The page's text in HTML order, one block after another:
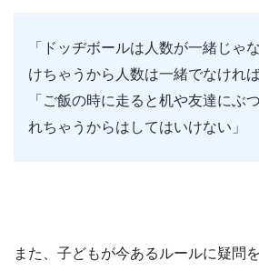
「ドッヂボールは人数が一緒じゃ
けちゃうから人数は一緒でなけれ
「ご飯の時に走ると机や友達にぶ
れちゃうからはしてはいけない」
また、子どもが今あるルールに疑問